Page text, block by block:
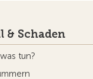
& Schaden
tun?